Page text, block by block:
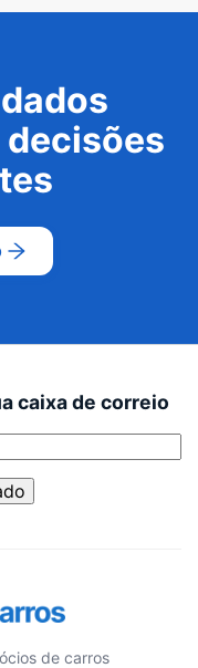
caixa de correio
de carros